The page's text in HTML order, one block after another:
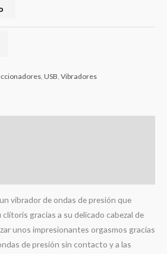
, USB, Vibradores
vibrador de ondas de presión que
gracias a su delicado cabezal de
unos impresionantes orgasmos gracias
de presión sin contacto y a las